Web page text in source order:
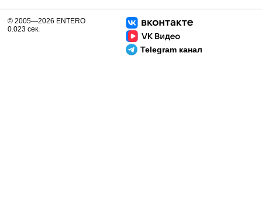
Telegram канал
© 2005—2026 ENTERO
0.023 сек.